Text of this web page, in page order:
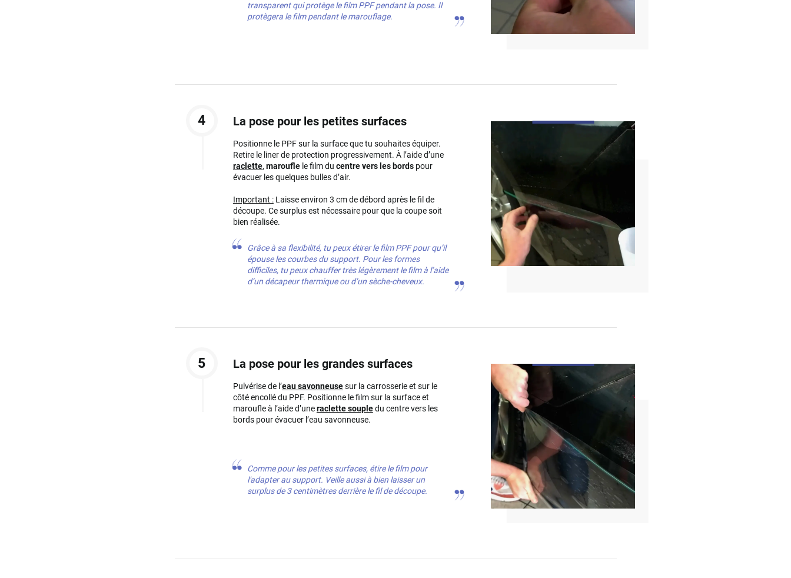
transparent qui protège le film PPF pendant la pose. Il
protègera le film pendant le marouflage.
4 La pose pour les petites surfaces
Positionne le PPF sur la surface que tu souhaites équiper.
Retire le liner de protection progressivement. À l’aide d’une
raclette, marouflele film du centre vers les bordspour
évacuer les quelques bulles d’air.
Important :Laisse environ 3 cm de débord après le fil de
découpe. Ce surplus est nécessaire pour que la coupe soit
bien réalisée.
Grâce à sa flexibilité, tu peux étirer le film PPF pour qu’il
épouse les courbes du support. Pour les formes
difficiles, tu peux chauffer très légèrement le film à l’aide
d’un décapeur thermiqueou d’un sèche-cheveux.
5 La pose pour les grandes surfaces
Pulvérise de l’eau savonneusesur la carrosserie et sur le
côté encollé du PPF. Positionne le film sur la surface et
maroufle à l’aide d’uneraclette soupledu centre vers les
bords pour évacuer l’eau savonneuse.
Comme pour les petites surfaces, étire le film pour
l'adapter au support. Veille aussi à bien laisser un
surplus de 3 centimètres derrière le fil de découpe.